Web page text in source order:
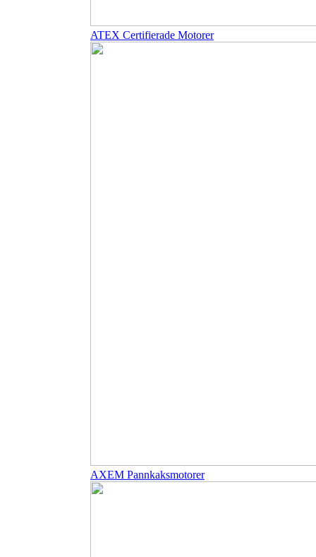
ATEX Certifierade Motorer
AXEM Pannkaksmotorer